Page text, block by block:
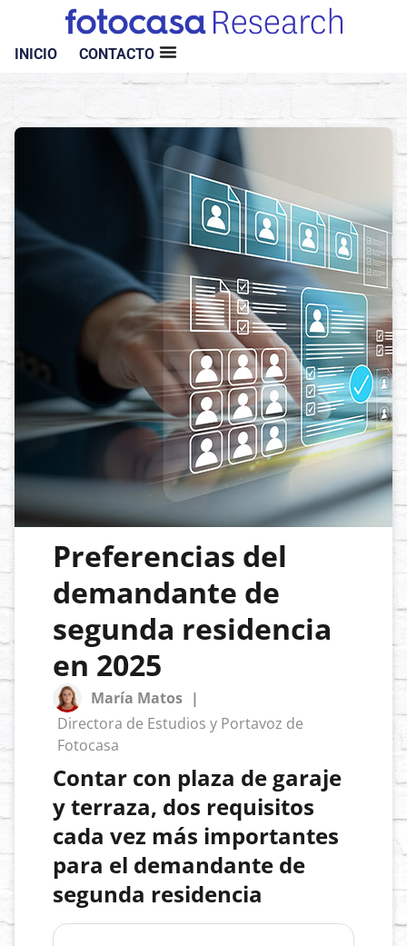
INICIO CONTACTO
Preferencias del
demandante de
segunda residencia
en 2025
María Matos |
Directora de Estudios y Portavoz de
Fotocasa
Contar con plaza de garaje
y terraza, dos requisitos
cada vez más importantes
para el demandante de
segunda residencia